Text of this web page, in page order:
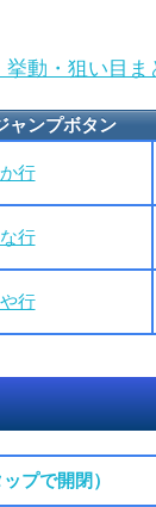
動・狙い目ま
ンプボタン
行
行
行
プで開閉）